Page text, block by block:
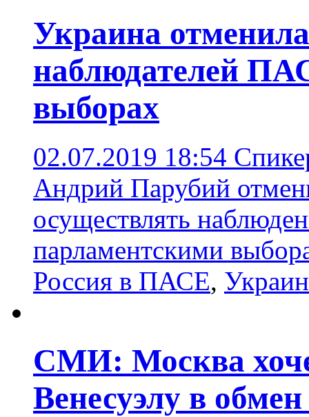
Украина
наблюдателей
выборах
02.07.2019 18:54
Андрий Парубий
осуществлять
парламентскими
Россия в ПАСЕ,
СМИ: Москва
Венесуэлу в